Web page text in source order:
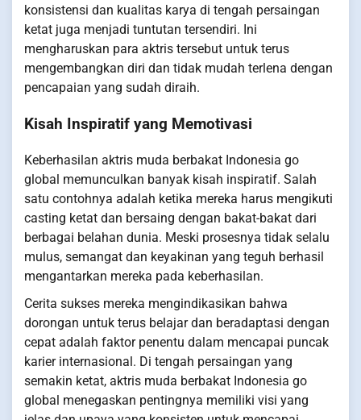
konsistensi dan kualitas karya di tengah persaingan
ketat juga menjadi tuntutan tersendiri. Ini
mengharuskan para aktris tersebut untuk terus
mengembangkan diri dan tidak mudah terlena dengan
pencapaian yang sudah diraih.
Kisah Inspiratif yang Memotivasi
Keberhasilan aktris muda berbakat Indonesia go
global memunculkan banyak kisah inspiratif. Salah
satu contohnya adalah ketika mereka harus mengikuti
casting ketat dan bersaing dengan bakat-bakat dari
berbagai belahan dunia. Meski prosesnya tidak selalu
mulus, semangat dan keyakinan yang teguh berhasil
mengantarkan mereka pada keberhasilan.
Cerita sukses mereka mengindikasikan bahwa
dorongan untuk terus belajar dan beradaptasi dengan
cepat adalah faktor penentu dalam mencapai puncak
karier internasional. Di tengah persaingan yang
semakin ketat, aktris muda berbakat Indonesia go
global menegaskan pentingnya memiliki visi yang